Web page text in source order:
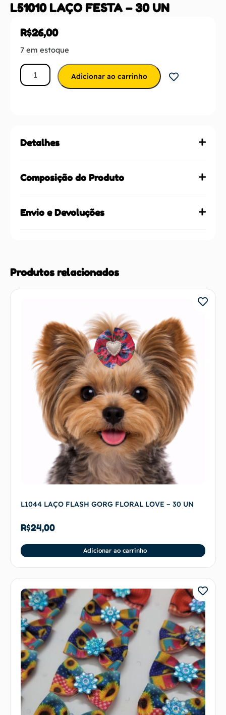
L51010 LAÇO FESTA – 30 UN
R$26,00
7 em estoque
Adicionar ao carrinho
Detalhes
Composição do Produto
Envio e Devoluções
Produtos relacionados
L1044 LAÇO FLASH GORG FLORAL LOVE – 30 UN
R$24,00
Adicionar ao carrinho